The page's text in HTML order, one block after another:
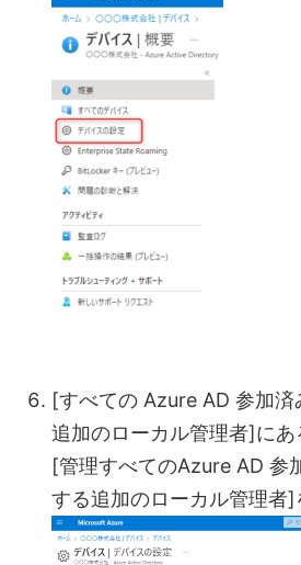
[すべての Azure AD 参加済
追加のローカル管理者]にあ
[管理すべてのAzure AD 参
する追加のローカル管理者]